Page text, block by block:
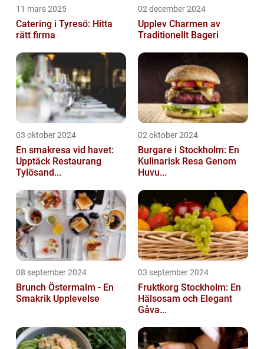
11 mars 2025
Catering i Tyresö: Hitta
rätt firma
02 december 2024
Upplev Charmen av
Traditionellt Bageri
03 oktober 2024
En smakresa vid havet:
Upptäck Restaurang
Tylösand...
02 oktober 2024
Burgare i Stockholm: En
Kulinarisk Resa Genom
Huvu...
08 september 2024
Brunch Östermalm - En
Smakrik Upplevelse
03 september 2024
Fruktkorg Stockholm: En
Hälsosam och Elegant
Gåva...